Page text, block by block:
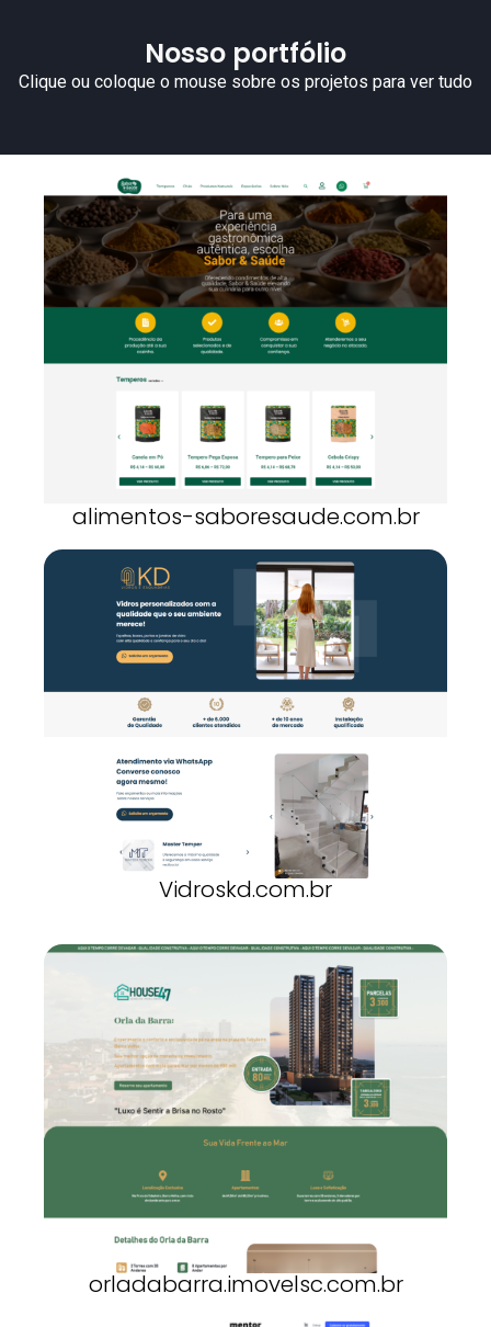
Nosso portfólio
Clique ou coloque o mouse sobre os projetos para ver tudo
alimentos-saboresaude.com.br
Vidroskd.com.br
orladabarra.imovelsc.com.br